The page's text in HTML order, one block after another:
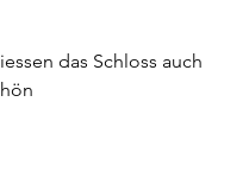
das Schloss auch